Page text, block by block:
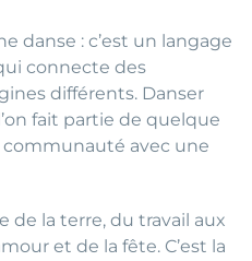
danse : c’est un langage
connecte des
différents. Danser
fait partie de quelque
avec une
de la terre, du travail aux
et de la fête. C’est la